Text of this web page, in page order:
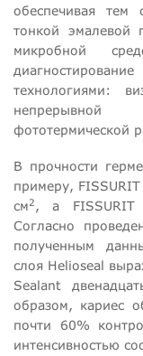
обеспечивая
тонкой эмалевой
микробной
технологиями:
непрерывной
фототермической
В прочности
примеру,
см2 , а FISSURIT
Согласно
полученным
слоя Helioseal
Sealant
образом, кариес
почти 60%
интенсивностью